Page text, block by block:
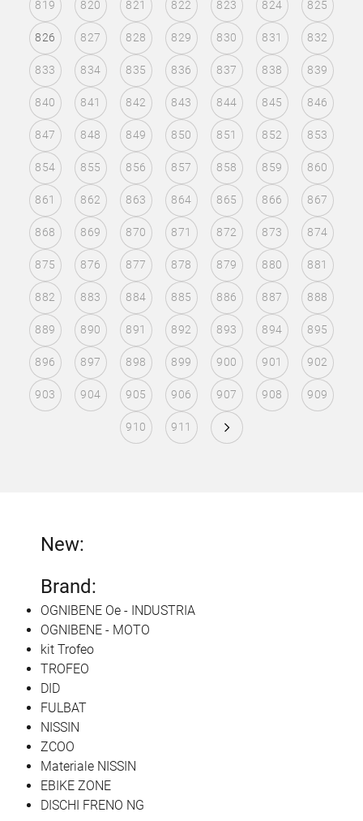
819 820 821 822 823 824 825
826 827 828 829 830 831 832
833 834 835 836 837 838 839
840 841 842 843 844 845 846
847 848 849 850 851 852 853
854 855 856 857 858 859 860
861 862 863 864 865 866 867
868 869 870 871 872 873 874
875 876 877 878 879 880 881
882 883 884 885 886 887 888
889 890 891 892 893 894 895
896 897 898 899 900 901 902
903 904 905 906 907 908 909
910 911
New:
Brand:
OGNIBENE Oe - INDUSTRIA
OGNIBENE - MOTO
kit Trofeo
TROFEO
DID
FULBAT
NISSIN
ZCOO
Materiale NISSIN
EBIKE ZONE
DISCHI FRENO NG